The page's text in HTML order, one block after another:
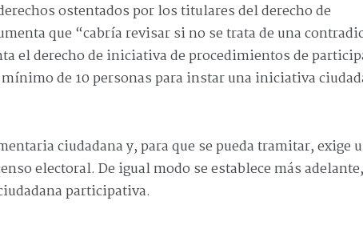
ostentados por los titulares del derecho de
que “cabría revisar si no se trata de una
el derecho de iniciativa de procedimientos de
de 10 personas para instar una iniciativa
ciudadana y, para que se pueda tramitar, exige
electoral. De igual modo se establece más
participativa.